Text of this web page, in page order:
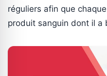
réguliers afin que
produit sanguin dont il a